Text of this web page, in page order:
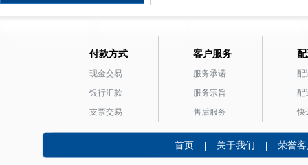
付款方式
现金交易
银行汇款
支票交易
客户服务
服务承诺
服务宗旨
售后服务
配
配
快
首页 | 关于我们 | 荣誉